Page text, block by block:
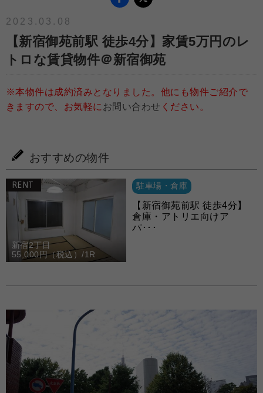
2023.03.08
【新宿御苑前駅 徒歩4分】家賃5万円のレ
トロな賃貸物件＠新宿御苑
※本物件は成約済みとなりました。他にも物件ご紹介で
きますので、お気軽に お問い合わせ ください。
おすすめの物件
新宿2丁目
55,000円（税込）/1R
RENT 駐車場・倉庫
【新宿御苑前駅 徒歩4分】
倉庫・アトリエ向けア
パ･･･